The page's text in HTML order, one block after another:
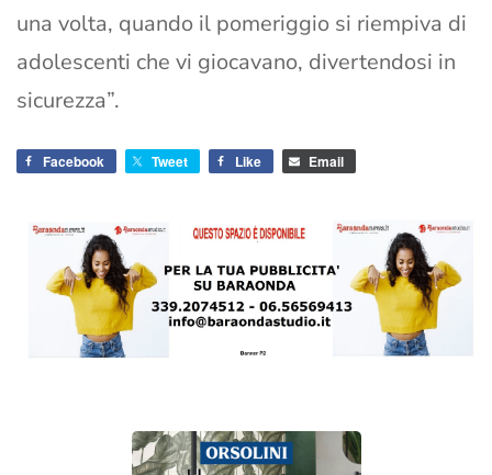
una volta, quando il pomeriggio si riempiva di
adolescenti che vi giocavano, divertendosi in
sicurezza”.
Facebook Tweet Like Email